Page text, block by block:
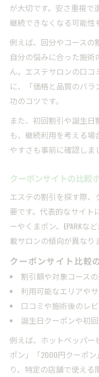
が大切です。安さ重視で
継続できなくなる可能性
例えば、回分やコースの
自分の悩みに合った施
ん。エステサロンの口コ
に、「価格と品質のバ
功のコツです。
また、初回割引や誕生
も、継続利用を考える
やすさも事前に確認しま
クーポンサイトの比較
エステの割引を探す際
要です。代表的なサイト
ーやくまポン、EPARKな
載サロンの傾向が異なり
クーポンサイト比較
割引額や対象コース
利用可能なエリアや
口コミや施術後のレ
誕生日クーポンや初
例えば、ホットペッパー
ポン」「2000円クーポ
り、特定の店舗で使え